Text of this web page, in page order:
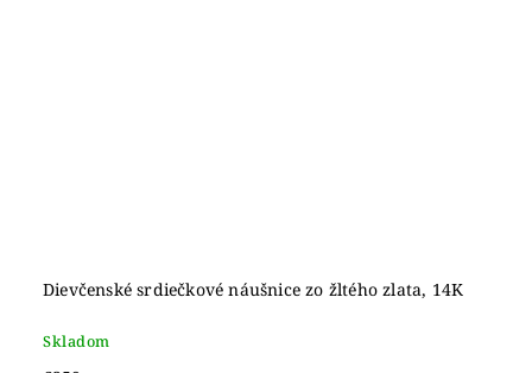
Dievčenské srdiečkové náušnice zo žltého zlata, 14K
Skladom